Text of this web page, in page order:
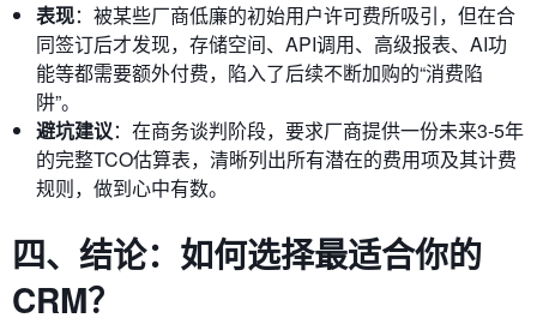
表现：被某些厂商低廉的初始用户许可费所吸引，但在合
同签订后才发现，存储空间、API调用、高级报表、AI功
能等都需要额外付费，陷入了后续不断加购的“消费陷
阱”。
避坑建议：在商务谈判阶段，要求厂商提供一份未来3-5年
的完整TCO估算表，清晰列出所有潜在的费用项及其计费
规则，做到心中有数。
四、结论：如何选择最适合你的
CRM？